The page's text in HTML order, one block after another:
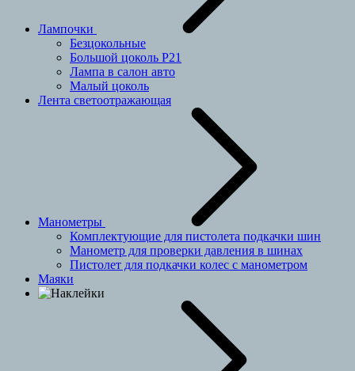
Лампочки
Безцокольные
Большой цоколь P21
Лампа в салон авто
Малый цоколь
Лента светоотражающая
Манометры
Комплектующие для пистолета подкачки шин
Манометр для проверки давления в шинах
Пистолет для подкачки колес с манометром
Маяки